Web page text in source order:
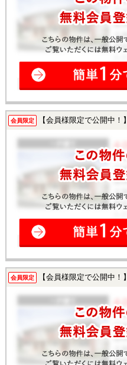
会員限定 【会員様限定で公開中！】
会員限定 【会員様限定で公開中！】